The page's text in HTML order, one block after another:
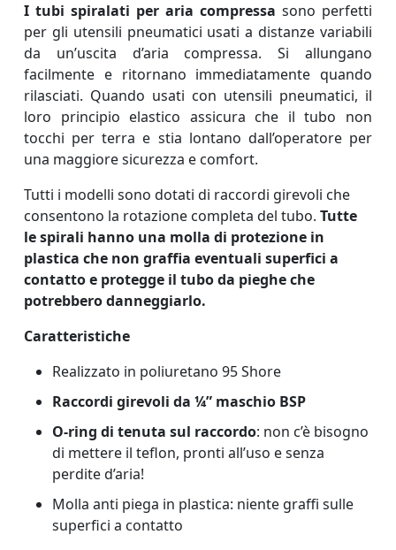
I tubi spiralati per aria compressa sono perfetti
per gli utensili pneumatici usati a distanze variabili
da un’uscita d’aria compressa. Si allungano
facilmente e ritornano immediatamente quando
rilasciati. Quando usati con utensili pneumatici, il
loro principio elastico assicura che il tubo non
tocchi per terra e stia lontano dall’operatore per
una maggiore sicurezza e comfort.
Tutti i modelli sono dotati di raccordi girevoli che
consentono la rotazione completa del tubo. Tutte
le spirali hanno una molla di protezione in
plastica che non graffia eventuali superfici a
contatto e protegge il tubo da pieghe che
potrebbero danneggiarlo.
Caratteristiche
Realizzato in poliuretano 95 Shore
Raccordi girevoli da ¼” maschio BSP
O-ring di tenuta sul raccordo: non c’è bisogno
di mettere il teflon, pronti all’uso e senza
perdite d’aria!
Molla anti piega in plastica: niente graffi sulle
superfici a contatto